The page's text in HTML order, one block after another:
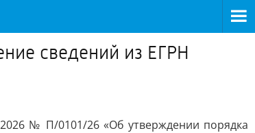
сведений из ЕГРН
№ П/0101/26 «Об утверждении порядка